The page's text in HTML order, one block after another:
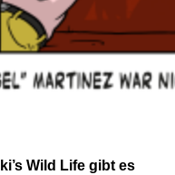
Wild Life gibt es